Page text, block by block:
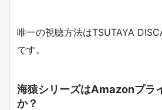
唯一の視聴方法はTSUTAYA
です。
海猿シリーズはAmazonプラ
か？